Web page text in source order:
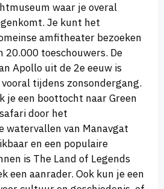
waar je overal
Je kunt het
amfitheater bezoeken
20.000 toeschouwers. De
Apollo uit de 2e eeuw is
tijdens zonsondergang.
je een boottocht naar Green
door het
watervallen van Manavgat
en een populaire
is The Land of Legends
een aanrader. Ook kun je een